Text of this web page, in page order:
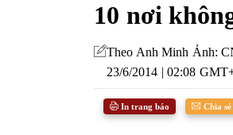
10 nơi
Theo Anh Minh Ảnh:
23/6/2014 | 02:08
In trang báo Chia